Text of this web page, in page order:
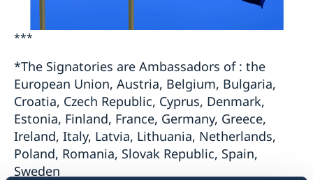
***
*The Signatories are Ambassadors of : the
European Union, Austria, Belgium, Bulgaria,
Croatia, Czech Republic, Cyprus, Denmark,
Estonia, Finland, France, Germany, Greece,
Ireland, Italy, Latvia, Lithuania, Netherlands,
Poland, Romania, Slovak Republic, Spain,
Sweden